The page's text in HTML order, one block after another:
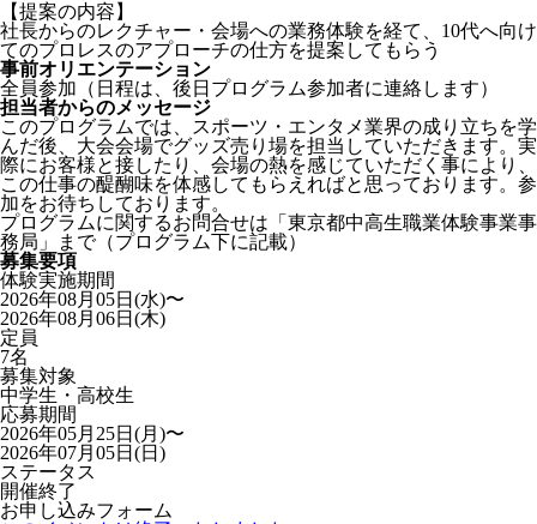
【提案の内容】
社長からのレクチャー・会場への業務体験を経て、10代へ向け
てのプロレスのアプローチの仕方を提案してもらう
事前オリエンテーション
全員参加（日程は、後日プログラム参加者に連絡します）
担当者からのメッセージ
このプログラムでは、スポーツ・エンタメ業界の成り立ちを学
んだ後、大会会場でグッズ売り場を担当していただきます。実
際にお客様と接したり、会場の熱を感じていただく事により、
この仕事の醍醐味を体感してもらえればと思っております。参
加をお待ちしております。
プログラムに関するお問合せは「東京都中高生職業体験事業事
務局」まで（プログラム下に記載）
募集要項
体験実施期間
2026年08月05日(水)〜
2026年08月06日(木)
定員
7名
募集対象
中学生・高校生
応募期間
2026年05月25日(月)〜
2026年07月05日(日)
ステータス
開催終了
お申し込みフォーム